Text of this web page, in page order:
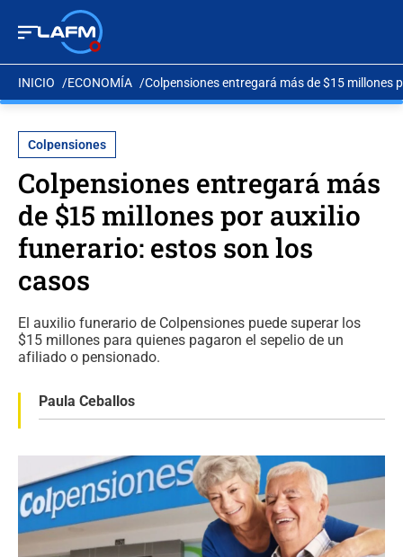
INICIO ECONOMÍA Colpensiones entregará más de $15 millones
Colpensiones
Colpensiones entregará más
de $15 millones por auxilio
funerario: estos son los
casos
El auxilio funerario de Colpensiones puede superar los
$15 millones para quienes pagaron el sepelio de un
afiliado o pensionado.
Paula Ceballos